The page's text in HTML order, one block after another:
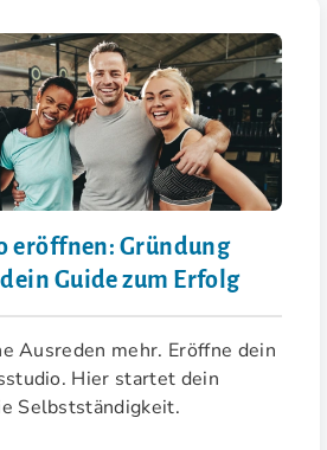
eröffnen: Gründung
Guide zum Erfolg
Ausreden mehr. Eröffne dein
Hier startet dein
Selbstständigkeit.